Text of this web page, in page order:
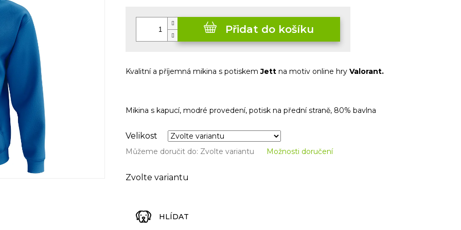
Zvolte variantu
Velikost
Můžeme doručit do: Zvolte variantu Možnosti doručení
Přidat do košíku
Kvalitní a příjemná mikina s potiskemJett na motiv online hry Valorant.
Mikina s kapucí, modré provedení, potisk na přední straně, 80% bavlna
HLÍDAT